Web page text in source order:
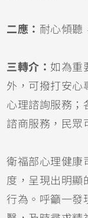
二應： 耐心傾聽
三轉介：如為重
外，可撥打安心
心理諮詢服務；
諮商服務，民眾
衛福部心理健康
度，呈現出明顯
行為。呼籲一發